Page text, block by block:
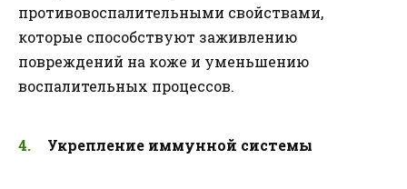
противовоспалительными свойствами,
которые способствуют заживлению
повреждений на коже и уменьшению
воспалительных процессов.
Укрепление иммунной системы